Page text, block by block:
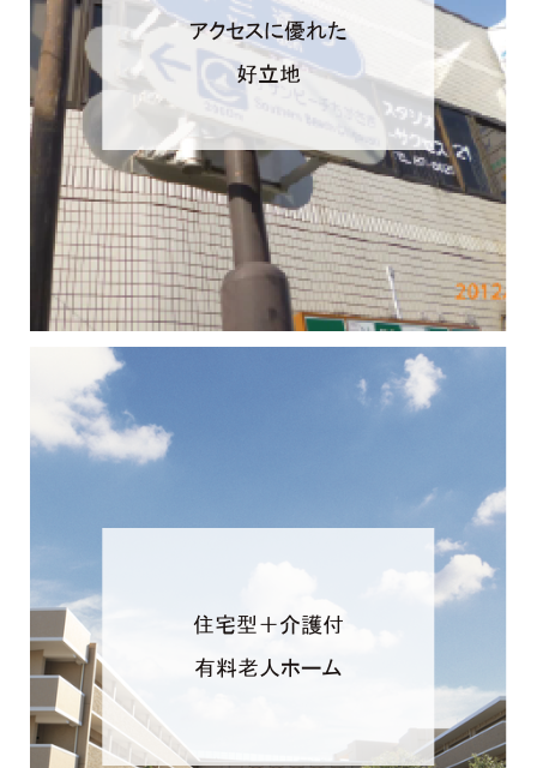
アクセスに優れた
好立地
住宅型＋介護付
有料老人ホーム